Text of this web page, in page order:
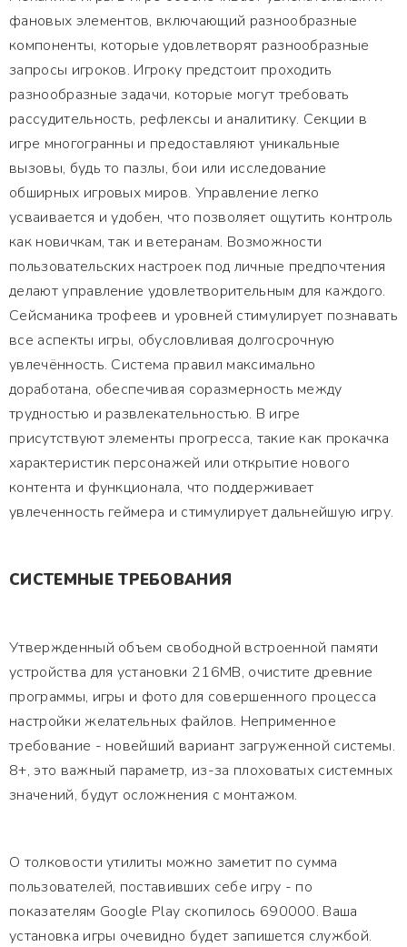
фановых элементов, включающий разнообразные
компоненты, которые удовлетворят разнообразные
запросы игроков. Игроку предстоит проходить
разнообразные задачи, которые могут требовать
рассудительность, рефлексы и аналитику. Секции в
игре многогранны и предоставляют уникальные
вызовы, будь то пазлы, бои или исследование
обширных игровых миров. Управление легко
усваивается и удобен, что позволяет ощутить контроль
как новичкам, так и ветеранам. Возможности
пользовательских настроек под личные предпочтения
делают управление удовлетворительным для каждого.
Сейсманика трофеев и уровней стимулирует познавать
все аспекты игры, обусловливая долгосрочную
увлечённость. Система правил максимально
доработана, обеспечивая соразмерность между
трудностью и развлекательностью. В игре
присутствуют элементы прогресса, такие как прокачка
характеристик персонажей или открытие нового
контента и функционала, что поддерживает
увлеченность геймера и стимулирует дальнейшую игру.
СИСТЕМНЫЕ ТРЕБОВАНИЯ
Утвержденный объем свободной встроенной памяти
устройства для установки 216MB, очистите древние
программы, игры и фото для совершенного процесса
настройки желательных файлов. Неприменное
требование - новейший вариант загруженной системы.
8+, это важный параметр, из-за плоховатых системных
значений, будут осложнения с монтажом.
О толковости утилиты можно заметит по сумма
пользователей, поставивших себе игру - по
показателям Google Play скопилось 690000. Ваша
установка игры очевидно будет запишется службой.